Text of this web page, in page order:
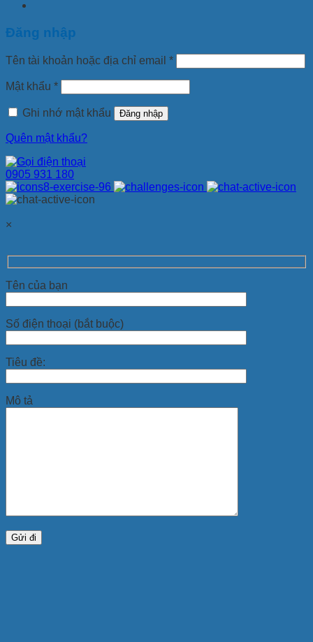
Đăng nhập
Tên tài khoản hoặc địa chỉ email *
Mật khẩu *
Ghi nhớ mật khẩu Đăng nhập
Quên mật khẩu?
0905 931 180
×
Tên của bạn
Số điện thoại (bắt buộc)
Tiêu đề:
Mô tả